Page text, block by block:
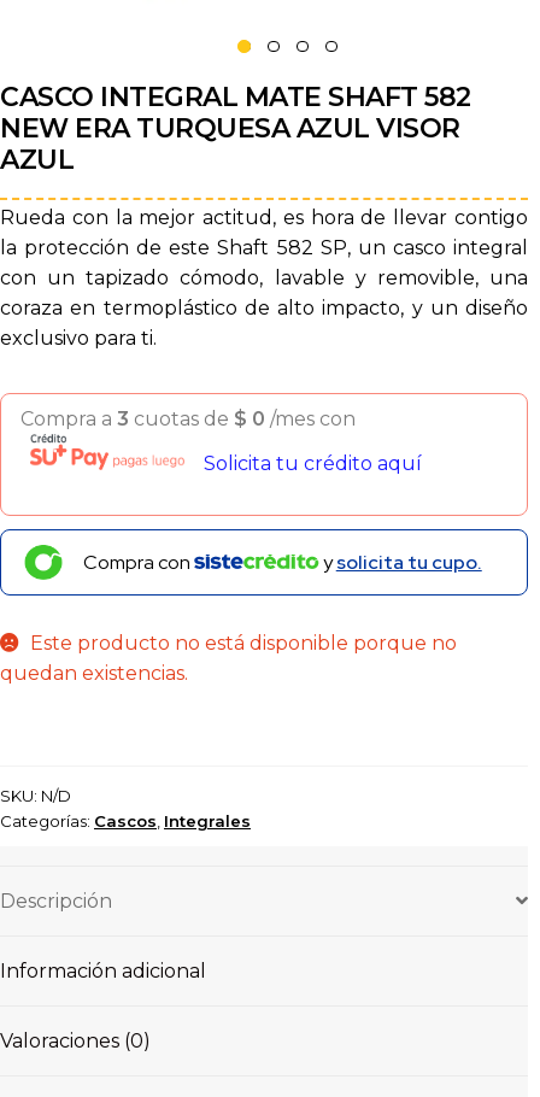
CASCO INTEGRAL MATE SHAFT 582
NEW ERA TURQUESA AZUL VISOR
AZUL
Rueda con la mejor actitud, es hora de llevar contigo
la protección de este Shaft 582 SP, un casco integral
con un tapizado cómodo, lavable y removible, una
coraza en termoplástico de alto impacto, y un diseño
exclusivo para ti.
Compra a 3 cuotas de $ 0 /mes con
Solicita tu crédito aquí
Compra con ysolicita tu cupo.
Este producto no está disponible porque no
quedan existencias.
SKU: N/D
Categorías: Cascos Integrales
Descripción
Información adicional
Valoraciones (0)